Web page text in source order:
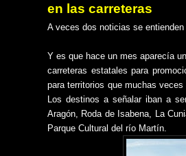
en las carreteras
A veces dos noticias se
Y es que hace un mes aparecía
carreteras estatales para
para territorios que muchas
Los destinos a señalar iban a
Aragón, Roda de Isabena, La
Parque Cultural del río Martín.